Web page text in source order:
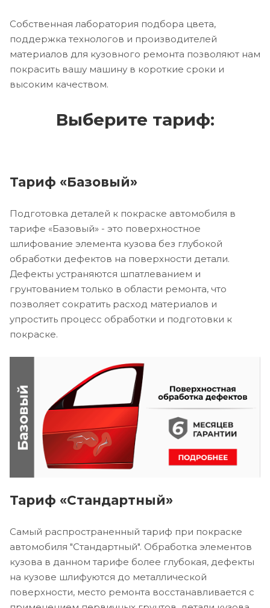
Собственная лаборатория подбора цвета,
поддержка технологов и производителей
материалов для кузовного ремонта позволяют нам
покрасить вашу машину в короткие сроки и
высоким качеством.
Выберите тариф:
Тариф «Базовый»
Подготовка деталей к покраске автомобиля в
тарифе «Базовый» - это поверхностное
шлифование элемента кузова без глубокой
обработки дефектов на поверхности детали.
Дефекты устраняются шпатлеванием и
грунтованием только в области ремонта, что
позволяет сократить расход материалов и
упростить процесс обработки и подготовки к
покраске.
Тариф «Стандартный»
Самый распространенный тариф при покраске
автомобиля "Стандартный". Обработка элементов
кузова в данном тарифе более глубокая, дефекты
на кузове шлифуются до металлической
поверхности, место ремонта восстанавливается с